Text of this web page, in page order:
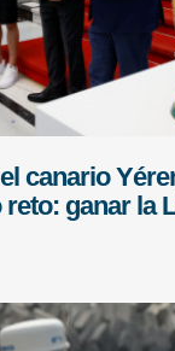
canario
ganar la